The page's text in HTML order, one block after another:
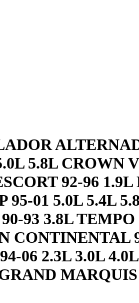
5.8L CROWN
92-96
95-01 5.0L 5.4L
93 3.8L
CONTINENTAL
06 2.3L 3.0L